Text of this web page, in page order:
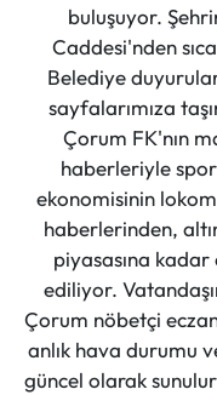
buluşuyor.
Caddesi'nden
Belediye
sayfalarımıza
Çorum FK'nın
haberleriyle
ekonomisinin
haberlerinden,
piyasasına
ediliyor.
Çorum nöbetçi
anlık hava durumu
güncel olarak